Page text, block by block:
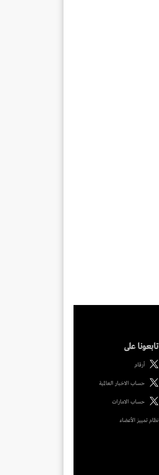
تابعونا على
أرقام
حساب الاخبار العالمية
حساب الامارات
نظام تمييز الأعضاء